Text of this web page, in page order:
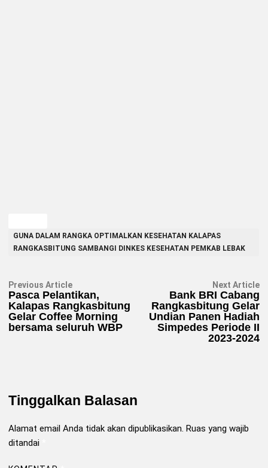
GUNA DALAM RANGKA OPTIMALKAN KESEHATAN KALAPAS
RANGKASBITUNG SAMBANGI DINKES KESEHATAN PEMKAB LEBAK
Navigasi
pos
Previous ArticlePrevious
article:
Pasca Pelantikan,
Kalapas Rangkasbitung
Gelar Coffee Morning
bersama seluruh WBP
Next Article
Bank BRI Cabang
Rangkasbitung Gelar
Undian Panen Hadiah
Simpedes Periode II
2023-2024
Tinggalkan Balasan
Alamat email Anda tidak akan dipublikasikan. Ruas yang wajib
ditandai